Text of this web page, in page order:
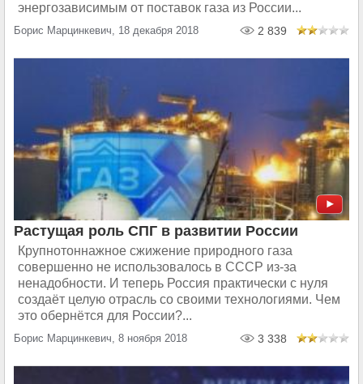
энергозависимым от поставок газа из России...
Борис Марцинкевич, 18 декабря 2018 2 839
Растущая роль СПГ в развитии России
Крупнотоннажное сжижение природного газа
совершенно не использовалось в СССР из-за
ненадобности. И теперь Россия практически с нуля
создаёт целую отрасль со своими технологиями. Чем
это обернётся для России?...
Борис Марцинкевич, 8 ноября 2018 3 338